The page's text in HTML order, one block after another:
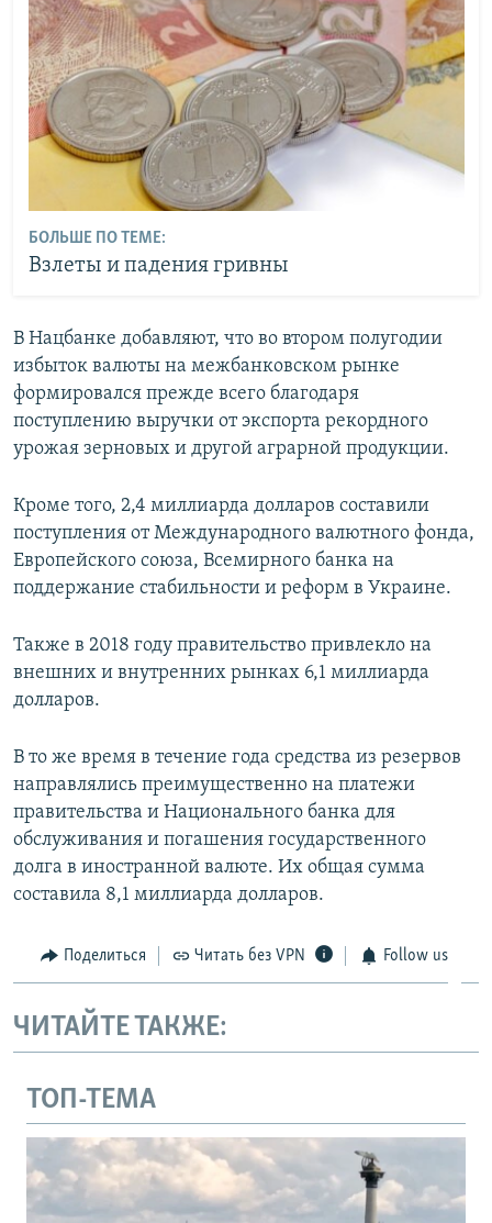
БОЛЬШЕ ПО ТЕМЕ:
Взлеты и падения гривны
В Нацбанке добавляют, что во втором полугодии
избыток валюты на межбанковском рынке
формировался прежде всего благодаря
поступлению выручки от экспорта рекордного
урожая зерновых и другой аграрной продукции.
Кроме того, 2,4 миллиарда долларов составили
поступления от Международного валютного фонда,
Европейского союза, Всемирного банка на
поддержание стабильности и реформ в Украине.
Также в 2018 году правительство привлекло на
внешних и внутренних рынках 6,1 миллиарда
долларов.
В то же время в течение года средства из резервов
направлялись преимущественно на платежи
правительства и Национального банка для
обслуживания и погашения государственного
долга в иностранной валюте. Их общая сумма
составила 8,1 миллиарда долларов.
Поделиться Читать без VPN Follow us
ЧИТАЙТЕ ТАКЖЕ:
ТОП-ТЕМА